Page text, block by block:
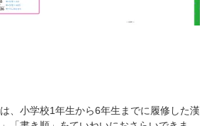
は、小学校1年生から6年生までに履修した漢